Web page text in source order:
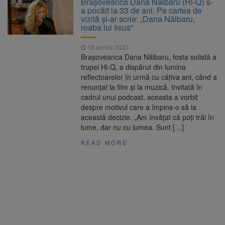
Ormeniș
6 august 2026
AUR a lansat platforma
suspeND.ro pentru urmărirea inițiativei de
suspendare a președintelui Nicușor Dan
Înalta Curte analizează
dosarul lui Călin Georgescu și Horațiu Potra.
Judecătorii decid dacă începe procesul
Strategia națională pentru
biodiversitate 2026-2030, adoptată de Senat.
Proiectul merge la promulgare
a pocăit la 33 de ani. Pe cartea de
vizită și-ar scrie: „Dana Nălbaru,
roaba lui Iisus”
18 aprilie 2023
Brașoveanca Dana Nălbaru, fosta solistă a
trupei Hi-Q, a dispărut din lumina
reflectoarelor în urmă cu câțiva ani, când a
renunțat la film și la muzică. Invitată în
cadrul unui podcast, aceasta a vorbit
despre motivul care a împins-o să ia
această decizie. „Am învățat că poți trăi în
lume, dar nu cu lumea. Sunt […]
READ MORE